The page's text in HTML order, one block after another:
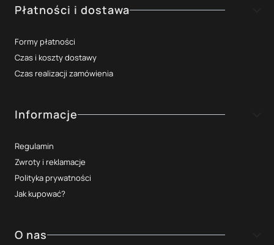
Płatności i dostawa
Formy płatności
Czas i koszty dostawy
Czas realizacji zamówienia
Informacje
Regulamin
Zwroty i reklamacje
Polityka prywatności
Jak kupować?
O nas